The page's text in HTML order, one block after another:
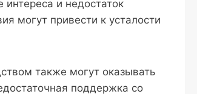
интереса и недостаток
могут привести к усталости
также могут оказывать
поддержка со